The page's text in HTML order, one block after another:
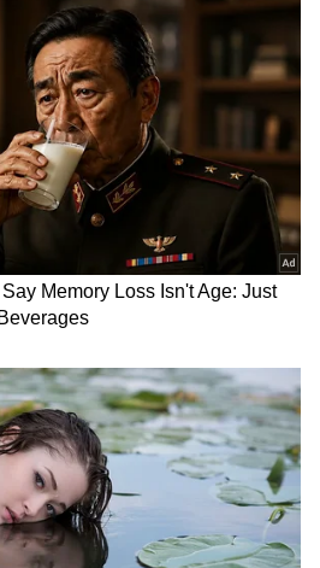
துணிகள், கோட்டா,
வைத்து அழகான
பிரேஸ்லெட்கள்
சின்னக் குழந்தைகள்,
ஹேர் போஸ்' (Hair
ஹேர் கிளிப்களுக்கும்
இதை ஆரம்பிக்க
₹500 வரை
போதும். ஒரு
முதல் ₹300 வரை
ஐ உங்கள் முதன்மைத்